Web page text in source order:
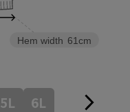
Hem width 61cm
5L 6L